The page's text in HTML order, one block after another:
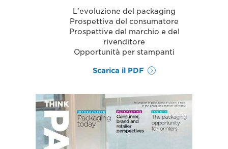
L'evoluzione del packaging
Prospettiva del consumatore
Prospettive del marchio e del
rivenditore
Opportunità per stampanti
Scarica il PDF